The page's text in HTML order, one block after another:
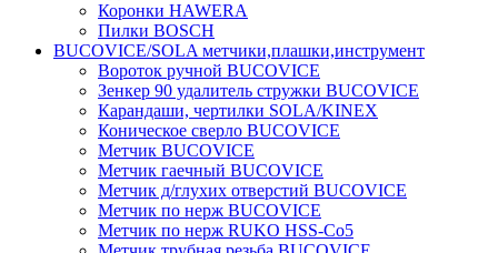
Коронки HAWERA
Пилки BOSCH
BUCOVICE/SOLA метчики,плашки,инструмент
Вороток ручной BUCOVICE
Зенкер 90 удалитель стружки BUCOVICE
Карандаши, чертилки SOLA/KINEX
Коническое сверло BUCOVICE
Метчик BUCOVICE
Метчик гаечный BUCOVICE
Метчик д/глухих отверстий BUCOVICE
Метчик по нерж BUCOVICE
Метчик по нерж RUKO HSS-Co5